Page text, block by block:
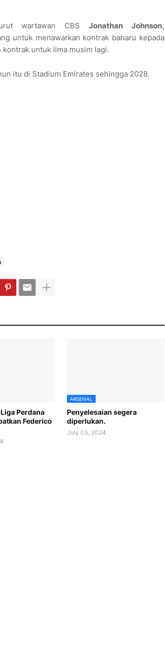
wartawan CBSJonathan Johnson,
untuk menawarkan kontrak baharu kepada
untuk lima musim lagi.
itu di Stadium Emirates sehingga 2028.
Perdana
Federico
ARSENAL
Penyelesaian segera
diperlukan.
July 03, 2024